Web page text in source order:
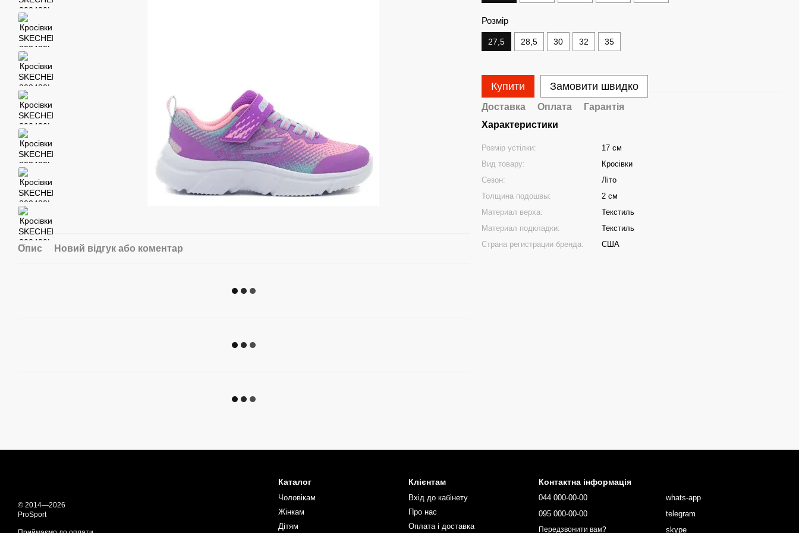
Опис Новий відгук або коментар
Розмір
27,5 28,5 30 32 35
Купити Замовити швидко
Доставка Оплата
Гарантія
Характеристики
Розмір устілки:
17 см
Вид товару:
Кросівки
Сезон:
Літо
Толщина подошвы:
2 см
Материал верха:
Текстиль
Материал подкладки:
Текстиль
Страна регистрации бренда:
США
© 2014—2026
ProSport
Каталог
Чоловікам
Жінкам
Дітям
Клієнтам
Вхід до кабінету
Про нас
Оплата і доставка
Контактна інформація
044 000-00-00
095 000-00-00
Передзвонити вам?
whats-app
telegram
skype